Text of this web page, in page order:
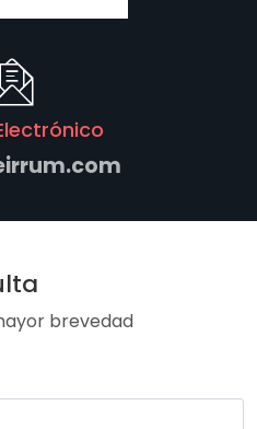
brevedad